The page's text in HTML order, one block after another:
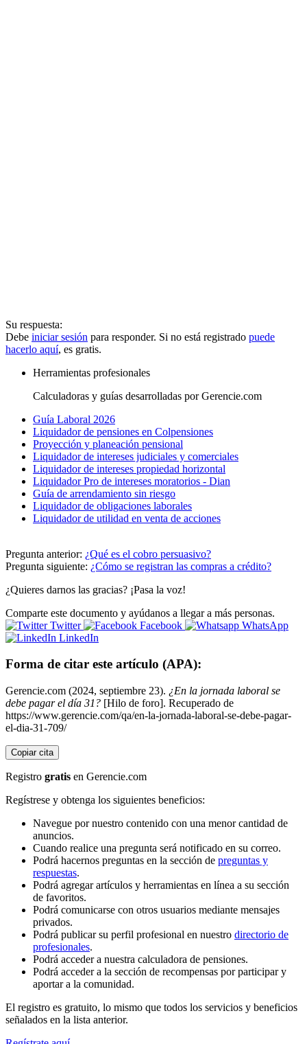
Su respuesta:
Debe iniciar sesión para responder. Si no está registrado puede
hacerlo aquí, es gratis.
Herramientas profesionales
Calculadoras y guías desarrolladas por Gerencie.com
Guía Laboral 2026
Liquidador de pensiones en Colpensiones
Proyección y planeación pensional
Liquidador de intereses judiciales y comerciales
Liquidador de intereses propiedad horizontal
Liquidador Pro de intereses moratorios - Dian
Guía de arrendamiento sin riesgo
Liquidador de obligaciones laborales
Liquidador de utilidad en venta de acciones
Pregunta anterior: ¿Qué es el cobro persuasivo?
Pregunta siguiente: ¿Cómo se registran las compras a crédito?
¿Quieres darnos las gracias? ¡Pasa la voz!
Comparte este documento y ayúdanos a llegar a más personas.
Twitter
Facebook
WhatsApp
LinkedIn
Forma de citar este artículo (APA):
Gerencie.com (2024, septiembre 23). ¿En la jornada laboral se
debe pagar el día 31? [Hilo de foro]. Recuperado de
https://www.gerencie.com/qa/en-la-jornada-laboral-se-debe-pagar-
el-dia-31-709/
Copiar cita
Registro gratis en Gerencie.com
Regístrese y obtenga los siguientes beneficios:
Navegue por nuestro contenido con una menor cantidad de
anuncios.
Cuando realice una pregunta será notificado en su correo.
Podrá hacernos preguntas en la sección de preguntas y
respuestas.
Podrá agregar artículos y herramientas en línea a su sección
de favoritos.
Podrá comunicarse con otros usuarios mediante mensajes
privados.
Podrá publicar su perfil profesional en nuestro directorio de
profesionales.
Podrá acceder a nuestra calculadora de pensiones.
Podrá acceder a la sección de recompensas por participar y
aportar a la comunidad.
El registro es gratuito, lo mismo que todos los servicios y beneficios
señalados en la lista anterior.